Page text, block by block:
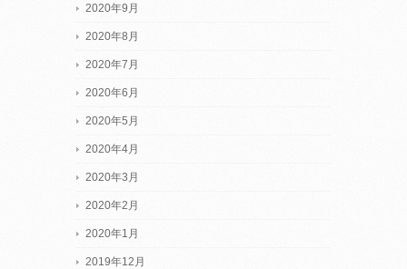
2020年9月
2020年8月
2020年7月
2020年6月
2020年5月
2020年4月
2020年3月
2020年2月
2020年1月
2019年12月